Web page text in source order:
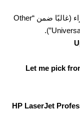
اعثر على الجهاز مع أيقونة تحذير صفراء (غالبًا ضمن “Other
Let me pick
HP LaserJet